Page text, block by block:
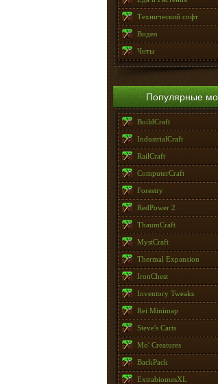
Технический софт
Видео
Читы
Популярные
BuildCraft
IndustrialCraft
RailCraft
ComputerCraft
Forestry
RedPower 2
ThaumCraft
MystCraft
Thermal Expansion
IronChest
Inventory Tweaks
Rei Minimap
Steve's Carts
Mo' Creatures
BackPack
ExtrabiomesXL